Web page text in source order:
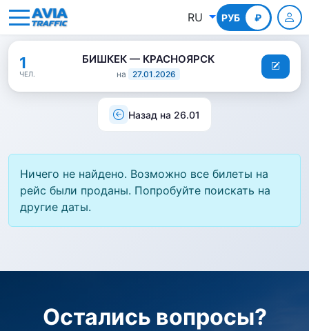
RU РУБ ₽
КГС
1
ЧЕЛ.
БИШКЕК — КРАСНОЯРСК
на 27.01.2026
Назад на 26.01
Ничего не найдено. Возможно все билеты на
рейс были проданы. Попробуйте поискать на
другие даты.
Остались вопросы?